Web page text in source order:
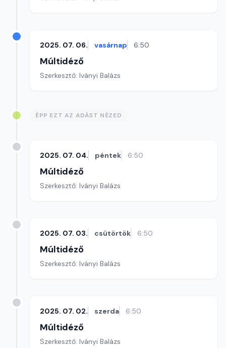
2025. 07. 06. vasárnap 6:50
Múltidéző
Szerkesztő: Iványi Balázs
ÉPP EZT AZ ADÁST NÉZED
2025. 07. 04. péntek 6:50
Múltidéző
Szerkesztő: Iványi Balázs
2025. 07. 03. csütörtök 6:50
Múltidéző
Szerkesztő: Iványi Balázs
2025. 07. 02. szerda 6:50
Múltidéző
Szerkesztő: Iványi Balázs